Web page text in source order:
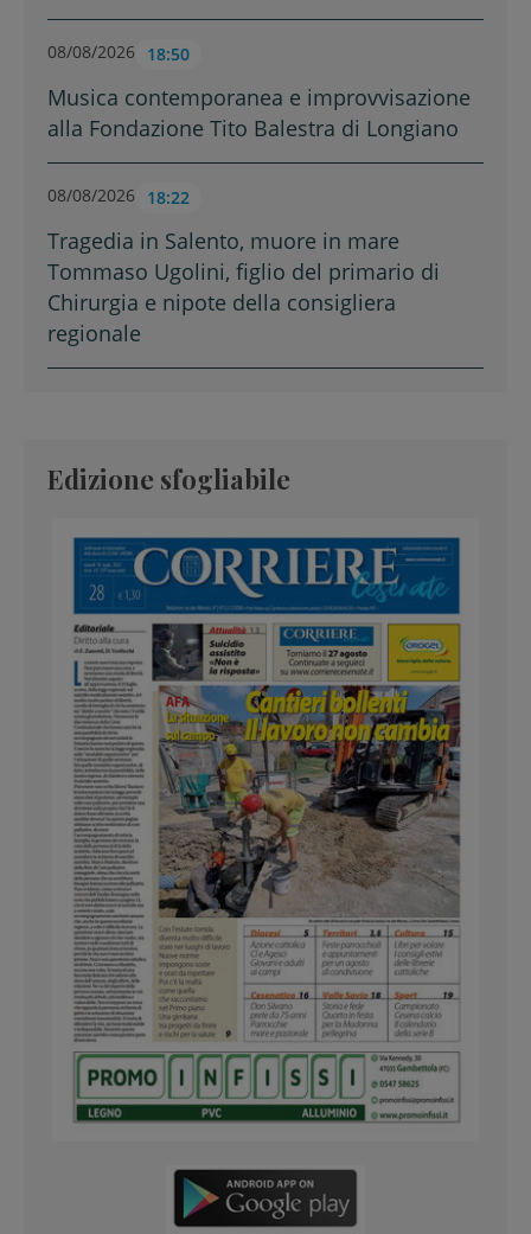
08/08/2026 18:50
Musica contemporanea e improvvisazione
alla Fondazione Tito Balestra di Longiano
08/08/2026 18:22
Tragedia in Salento, muore in mare
Tommaso Ugolini, figlio del primario di
Chirurgia e nipote della consigliera
regionale
Edizione sfogliabile